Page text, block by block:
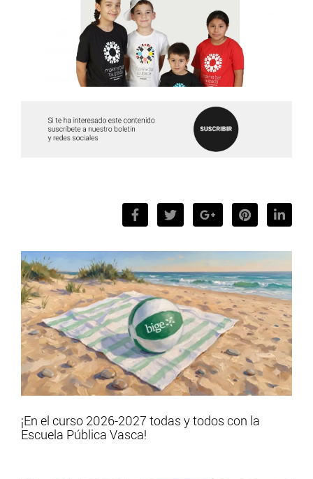
¡En el curso 2026-2027 todas y todos con la
Escuela Pública Vasca!